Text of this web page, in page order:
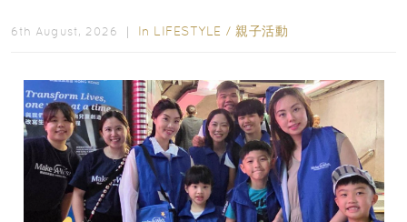
6th August, 2026 ｜ In LIFESTYLE / 親子活動